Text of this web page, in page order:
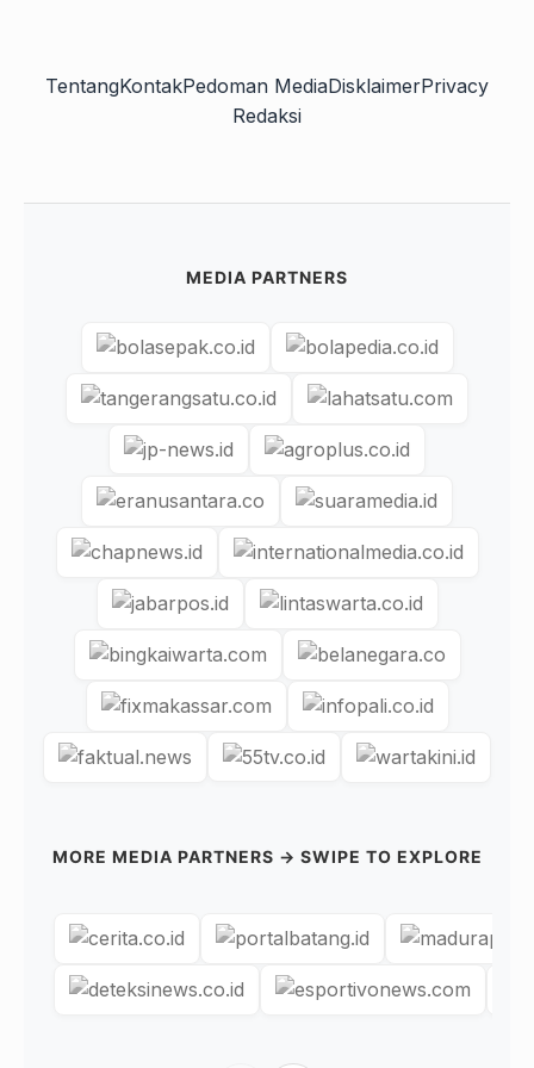
TentangKontakPedoman MediaDisklaimerPrivacy
Redaksi
MEDIA PARTNERS
MORE MEDIA PARTNERS → SWIPE TO EXPLORE